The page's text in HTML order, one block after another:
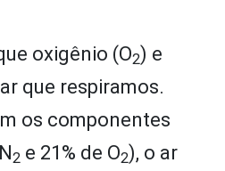
oxigênio (O2) e
que respiramos.
os componentes
2 e 21% de O2), o ar